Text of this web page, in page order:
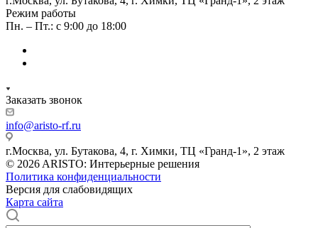
Режим работы
Пн. – Пт.: с 9:00 до 18:00
Заказать звонок
info@aristo-rf.ru
г.Москва, ул. Бутакова, 4, г. Химки, ТЦ «Гранд-1», 2 этаж
© 2026 ARISTO: Интерьерные решения
Политика конфиденциальности
Версия для слабовидящих
Карта сайта